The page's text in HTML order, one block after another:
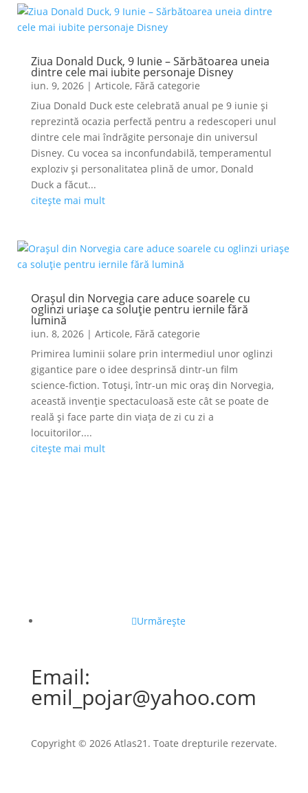
Ziua Donald Duck, 9 Iunie – Sărbătoarea uneia
dintre cele mai iubite personaje Disney
iun. 9, 2026| Articole, Fără categorie
Ziua Donald Duck este celebrată anual pe 9 iunie și
reprezintă ocazia perfectă pentru a redescoperi unul
dintre cele mai îndrăgite personaje din universul
Disney. Cu vocea sa inconfundabilă, temperamentul
exploziv și personalitatea plină de umor, Donald
Duck a făcut...
citește mai mult
Orașul din Norvegia care aduce soarele cu
oglinzi uriașe ca soluție pentru iernile fără
lumină
iun. 8, 2026| Articole, Fără categorie
Primirea luminii solare prin intermediul unor oglinzi
gigantice pare o idee desprinsă dintr-un film
science-fiction. Totuși, într-un mic oraș din Norvegia,
această invenție spectaculoasă este cât se poate de
reală și face parte din viața de zi cu zi a
locuitorilor....
citește mai mult
Urmărește
Email:
emil_pojar@yahoo.com
Copyright © 2026 Atlas21. Toate drepturile rezervate.